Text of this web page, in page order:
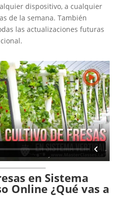
dispositivo, a cualquier
de la semana. También
las actualizaciones futuras
en Sistema
Online ¿Qué vas a